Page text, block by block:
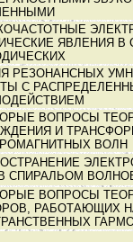
ЯВЛЕНИЯ В
РЕЗОНАНСНЫХ
С
ВОПРОСЫ
И
ВОЛН
СПИРАЛЬОМ
ВОПРОСЫ
РАБОТАЮЩИХ